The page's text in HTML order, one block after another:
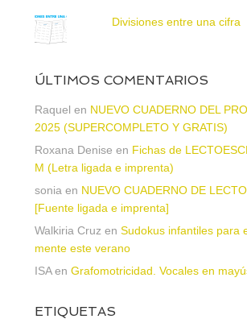
Divisiones entre una cifra
ÚLTIMOS COMENTARIOS
Raquel en NUEVO CUADERNO DEL
2025 (SUPERCOMPLETO Y GRATIS)
Roxana Denise en Fichas de
M (Letra ligada e imprenta)
sonia en NUEVO CUADERNO DE
[Fuente ligada e imprenta]
Walkiria Cruz en Sudokus infantiles para
mente este verano
ISAen Grafomotricidad. Vocales en
ETIQUETAS